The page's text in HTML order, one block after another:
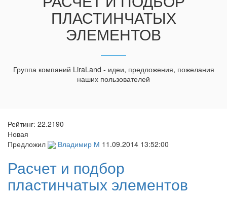
ПЛАСТИНЧАТЫХ
ЭЛЕМЕНТОВ
Группа компаний LiraLand - идеи, предложения, пожелания
наших пользователей
Рейтинг: 22.2190
Новая
Предложил
Владимир М 11.09.2014 13:52:00
Расчет и подбор
пластинчатых элементов